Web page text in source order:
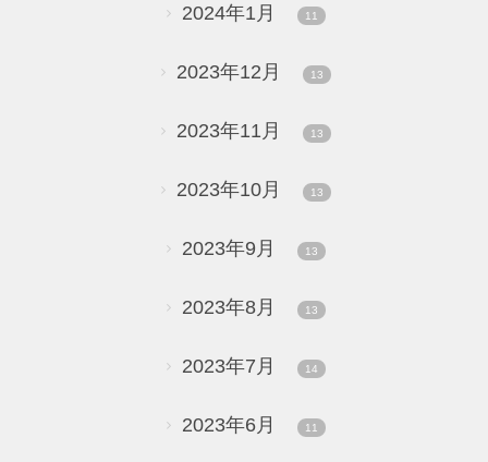
2024年1月 11
2023年12月 13
2023年11月 13
2023年10月 13
2023年9月 13
2023年8月 13
2023年7月 14
2023年6月 11